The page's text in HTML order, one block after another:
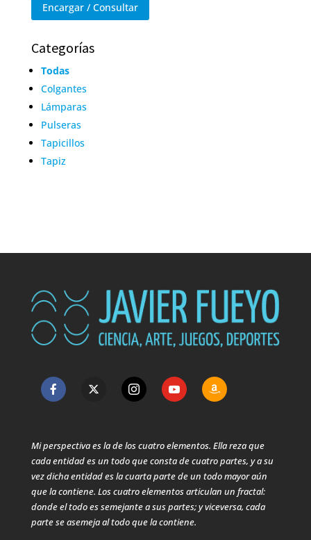
Encargar / Consultar
Categorías
Todas
Colgantes
Lámparas
Pulseras
Tapicillos
Tapiz
Mi perspectiva es la de los cuatro elementos. Ella reza que
cada entidad es un todo que consta de cuatro partes, y a su
vez dicha entidad es la cuarta parte de un todo mayor aún
que la contiene. Los cuatro elementos articulan un fractal:
donde el todo es semejante a sus partes; y viceversa, cada
parte se asemeja al todo que la contiene.